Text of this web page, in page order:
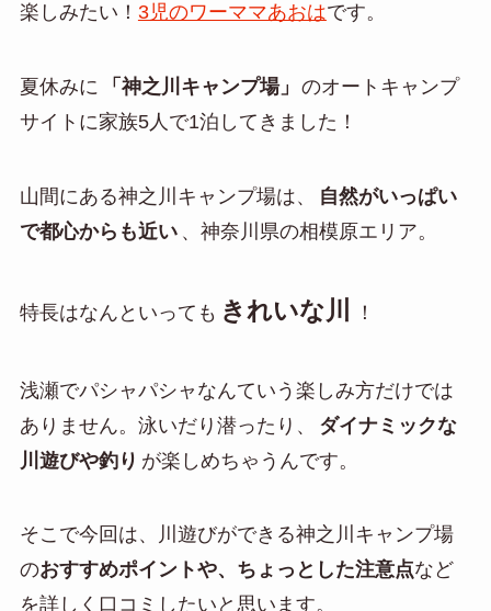
楽しみたい！ 3児のワーママあおはです。
夏休みに 「神之川キャンプ場」
のオートキャンプ
サイトに家族5人で1泊してきました！
山間にある神之川キャンプ場は、
自然がいっぱい
で都心からも近い 、神奈川県の相模原エリア。
特長はなんといっても きれいな川 ！
浅瀬でパシャパシャなんていう楽しみ方だけでは
ありません。泳いだり潜ったり、
ダイナミックな
川遊びや釣り が楽しめちゃうんです。
そこで今回は、川遊びができる神之川キャンプ場
のおすすめポイントや、ちょっとした注意点など
を詳しく口コミしたいと思います。